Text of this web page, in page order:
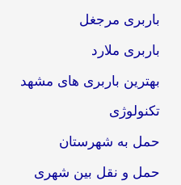
باربری مرجغل
باربری ملارد
بهترین باربری های مشهد
تکنولوژی
حمل به شهرستان
حمل و نقل بین شهری